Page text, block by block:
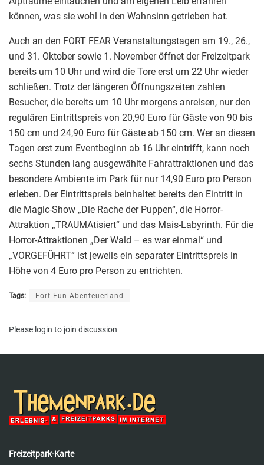
können, was sie wohl in den Wahnsinn getrieben hat.
Auch an den FORT FEAR Veranstaltungstagen am 19., 26.,
und 31. Oktober sowie 1. November öffnet der Freizeitpark
bereits um 10 Uhr und wird die Tore erst um 22 Uhr wieder
schließen. Trotz der längeren Öffnungszeiten zahlen
Besucher, die bereits um 10 Uhr morgens anreisen, nur den
regulären Eintrittspreis von 20,90 Euro für Gäste von 90 bis
150 cm und 24,90 Euro für Gäste ab 150 cm. Wer an diesen
Tagen erst zum Eventbeginn ab 16 Uhr eintrifft, kann noch
sechs Stunden lang ausgewählte Fahrattraktionen und das
besondere Ambiente im Park für nur 14,90 Euro pro Person
erleben. Der Eintrittspreis beinhaltet bereits den Eintritt in
die Magic-Show „Die Rache der Puppen“, die Horror-
Attraktion „TRAUMAtisiert“ und das Mais-Labyrinth. Für die
Horror-Attraktionen „Der Wald – es war einmal“ und
„VORGEFÜHRT“ ist jeweils ein separater Eintrittspreis in
Höhe von 4 Euro pro Person zu entrichten.
Tags: Fort Fun Abenteuerland
Please login to join discussion
Freizeitpark-Karte